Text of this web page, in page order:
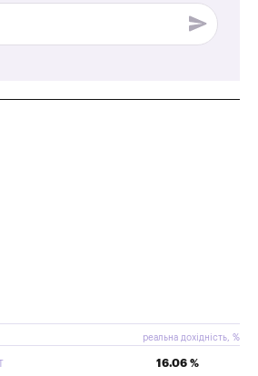
реальна дохідність, %
16.06 %